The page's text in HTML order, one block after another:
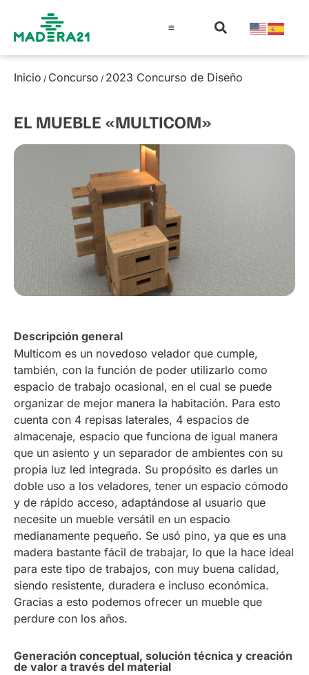
Inicio / Concurso / 2023 Concurso de Diseño
EL MUEBLE «MULTICOM»
Descripción general
Multicom es un novedoso velador que cumple,
también, con la función de poder utilizarlo como
espacio de trabajo ocasional, en el cual se puede
organizar de mejor manera la habitación. Para esto
cuenta con 4 repisas laterales, 4 espacios de
almacenaje, espacio que funciona de igual manera
que un asiento y un separador de ambientes con su
propia luz led integrada. Su propósito es darles un
doble uso a los veladores, tener un espacio cómodo
y de rápido acceso, adaptándose al usuario que
necesite un mueble versátil en un espacio
medianamente pequeño. Se usó pino, ya que es una
madera bastante fácil de trabajar, lo que la hace ideal
para este tipo de trabajos, con muy buena calidad,
siendo resistente, duradera e incluso económica.
Gracias a esto podemos ofrecer un mueble que
perdure con los años.
Generación conceptual, solución técnica y creación
de valor a través del material